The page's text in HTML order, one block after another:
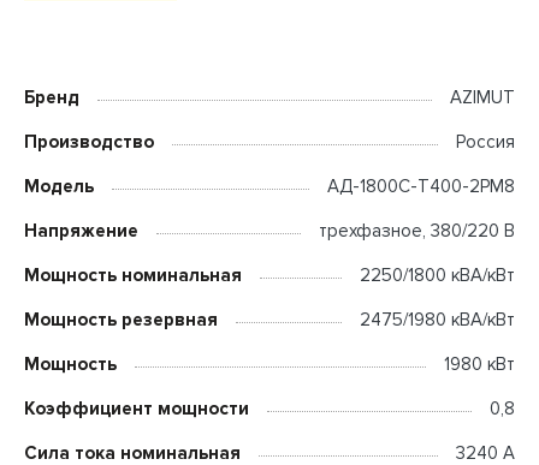
Бренд AZIMUT
Производство Россия
Модель АД-1800С-Т400-2РМ8
Напряжение трехфазное, 380/220 В
Мощность номинальная 2250/1800 кВА/кВт
Мощность резервная 2475/1980 кВА/кВт
Мощность 1980 кВт
Коэффициент мощности 0,8
Сила тока номинальная 3240 А